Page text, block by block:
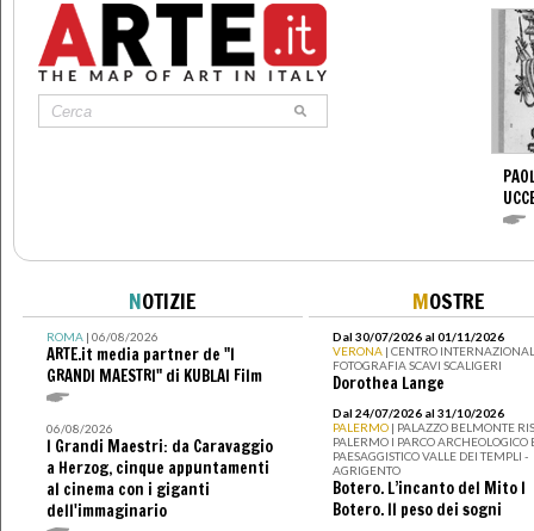
NOTIZIE
ROMA| 06/08/2026
ARTE.it media partner de "I
GRANDI MAESTRI" di KUBLAI Film
06/08/2026
I Grandi Maestri: da Caravaggio
a Herzog, cinque appuntamenti
al cinema con i giganti
dell'immaginario
MOSTRE
Dal 30/07/2026 al 01/11/2026
VERONA | CENTRO
FOTOGRAFIA SCAVI SCALIGERI
Dorothea Lange
Dal 24/07/2026 al 31/10/2026
PALERMO | PALAZZO BELMONTE
PALERMO I PARCO ARCHEOLOGICO
PAESAGGISTICO VALLE DEI TEMPLI -
AGRIGENTO
Botero. L’incanto del Mito I
Botero. Il peso dei sogni